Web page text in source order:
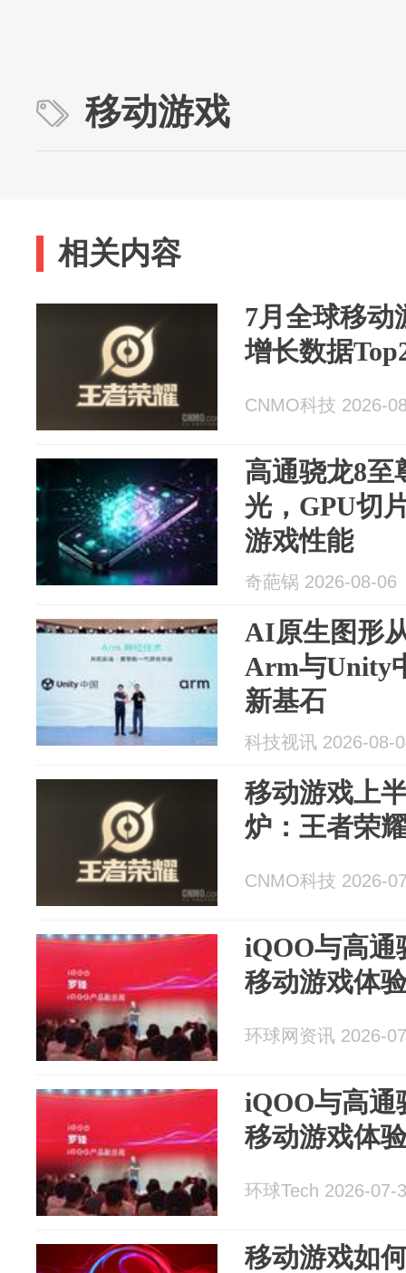
移动游戏
相关内容
7月全球移动
增长数据
CNMO科技 2026-
高通骁龙8至
光，GPU切
游戏性能
奇葩锅 2026-08-06
AI原生图形
Arm与Unity
新基石
科技视讯 2026-08-
移动游戏上
炉：王者荣
CNMO科技 2026-
iQOO与高通
移动游戏体
环球网资讯 2026-
iQOO与高通
移动游戏体
环球Tech 2026-07-
移动游戏如